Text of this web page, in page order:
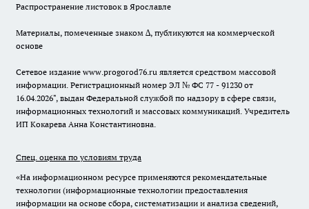
Распространение листовок в Ярославле
Материалы, помеченные знаком ∆, публикуются на коммерческой
основе
Сетевое издание www.progorod76.ru является средством массовой
информации. Регистрационный номер ЭЛ № ФС 77 - 91230 от
16.04.2026", выдан Федеральной службой по надзору в сфере связи,
информационных технологий и массовых коммуникаций. Учредитель
ИП Кокарева Анна Константиновна.
Спец. оценка по условиям труда
«На информационном ресурсе применяются рекомендательные
технологии (информационные технологии предоставления
информации на основе сбора, систематизации и анализа сведений,